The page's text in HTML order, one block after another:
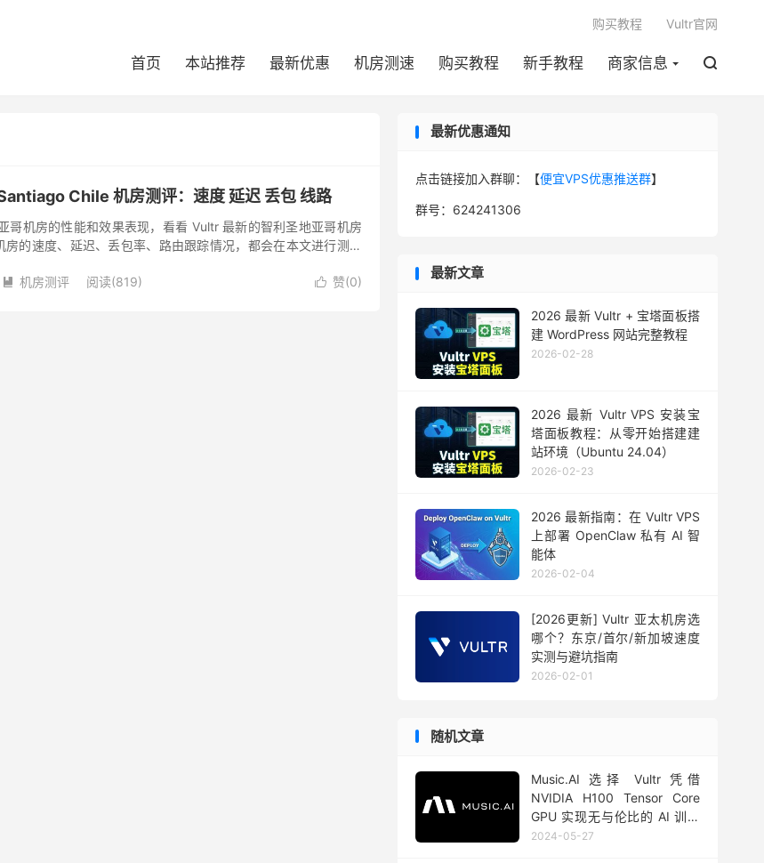
首页 本站推荐 最新优惠 机房测速 购买教程 新手教程 商家信息 
购买教程 Vultr官网
Chile 机房测评：速度 延迟 丢包 线路
哥机房的性能和效果表现，看看 Vultr 最新的智利圣地亚哥机房
的速度、延迟、丢包率、路由跟踪情况，都会在本文进行测评
 机房测评 阅读(819)  赞(0)
最新优惠通知
点击链接加入群聊：【便宜VPS优惠推送群】
群号：624241306
最新文章
2026 最新 Vultr + 宝塔面板搭
建 WordPress 网站完整教程
2026-02-28
2026 最新 Vultr VPS 安装宝
塔面板教程：从零开始搭建建
站环境（Ubuntu 24.04）
2026-02-23
2026 最新指南：在 Vultr VPS
上部署 OpenClaw 私有 AI 智
能体
2026-02-04
[2026更新] Vultr 亚太机房选
哪个？东京/首尔/新加坡速度
实测与避坑指南
2026-02-01
随机文章
Music.AI 选择 V​​ultr 凭借
NVIDIA H100 Tensor Core
GPU 实现无与伦比的 AI 训练
能力
2024-05-27